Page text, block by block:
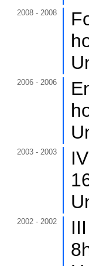
2008 - 2008
2006 - 2006
2003 - 2003
2002 - 2002